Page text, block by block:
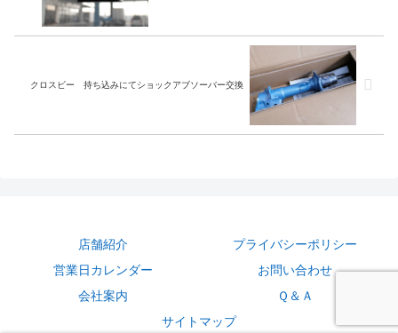
クロスビー 持ち込みにてショックアブソーバー交換
店舗紹介
プライバシーポリシー
営業日カレンダー
お問い合わせ
会社案内
Ｑ＆Ａ
サイトマップ